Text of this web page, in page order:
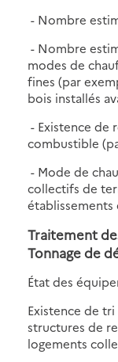
- Nombre
- Nombre
modes de
fines (par
bois installés
- Existence de
combustible
- Mode de
collectifs de
établissements
Traitement
Tonnage de
État des
Existence de
structures de
logements